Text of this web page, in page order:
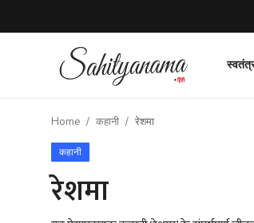
Register
साहित्य समाचार
Home कहानी रेशमा
कहानी
रेशमा